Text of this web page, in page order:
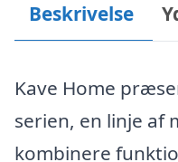
Beskrivelse
Kave Home
serien, en linje af
kombinere